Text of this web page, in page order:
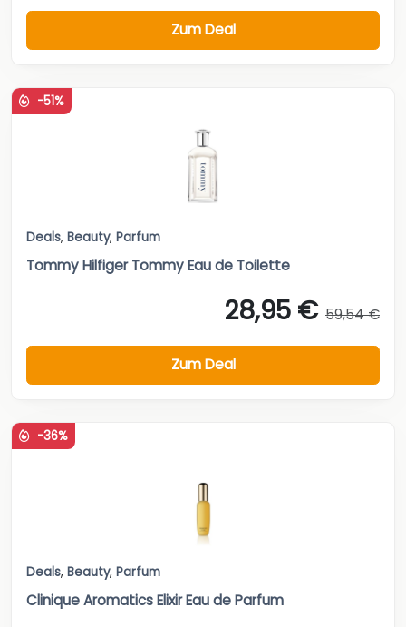
Zum Deal
-51%
Deals, Beauty, Parfum
Tommy Hilfiger Tommy Eau de Toilette
28,95 € 59,54 €
Zum Deal
-36%
Deals, Beauty, Parfum
Clinique Aromatics Elixir Eau de Parfum